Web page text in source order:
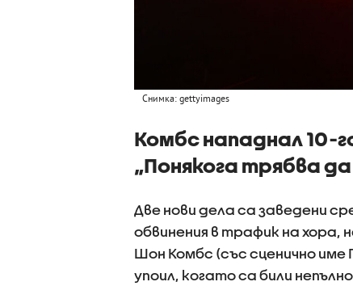
Снимка: gettyimages
Комбс нападнал 10-
„Понякога трябва
Две нови дела са заведени
обвинения в трафик на хора,
Шон Комбс (със сценично име
упоил, когато са били